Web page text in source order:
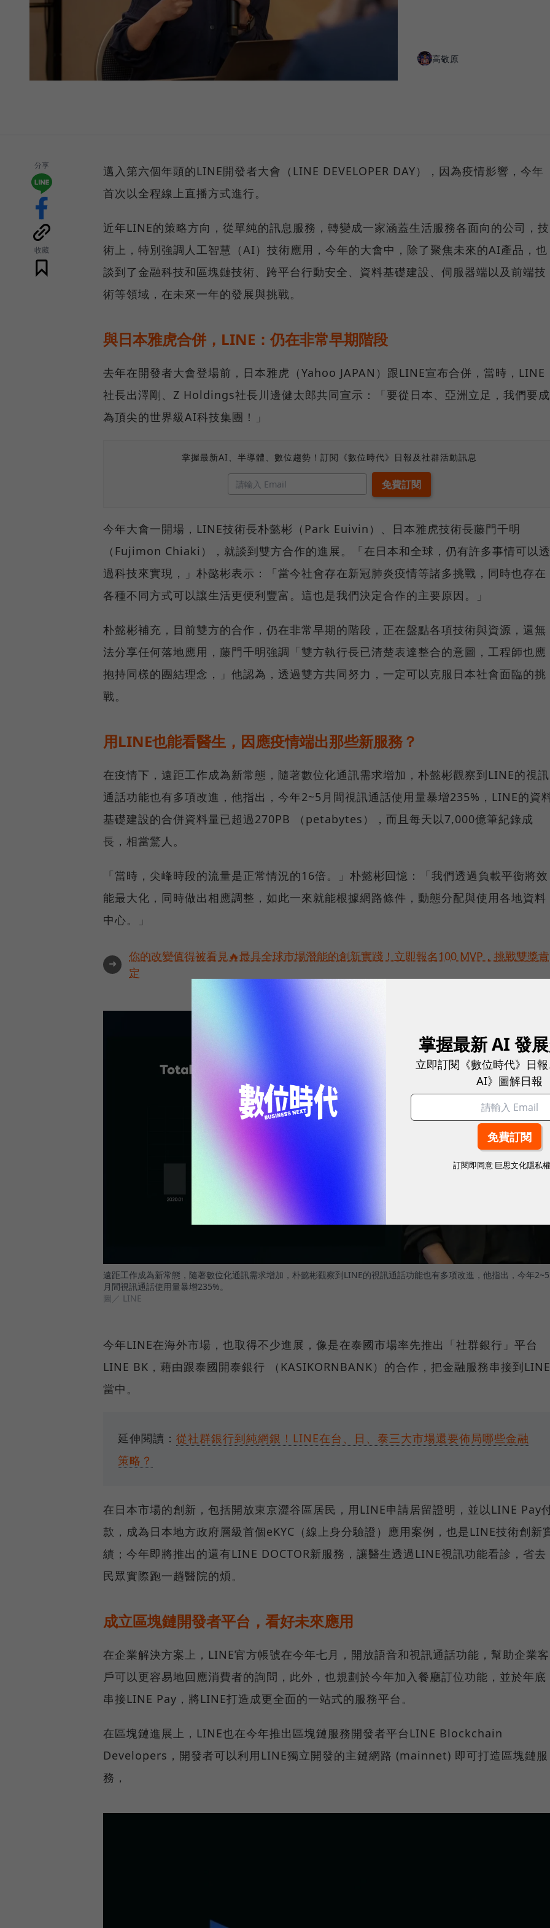
高敬原
分享
收藏
邁入第六個年頭的LINE開發者大會（LINE DEVELOPER DAY），因為疫情影響，今年
首次以全程線上直播方式進行。
近年LINE的策略方向，從單純的訊息服務，轉變成一家涵蓋生活服務各面向的公司，技
術上，特別強調人工智慧（AI）技術應用，今年的大會中，除了聚焦未來的AI產品，也
談到了金融科技和區塊鏈技術、跨平台行動安全、資料基礎建設、伺服器端以及前端技
術等領域，在未來一年的發展與挑戰。
與日本雅虎合併，LINE：仍在非常早期階段
去年在開發者大會登場前，日本雅虎（Yahoo JAPAN）跟LINE宣布合併，當時，LINE
社長出澤剛、Z Holdings社長川邊健太郎共同宣示：「要從日本、亞洲立足，我們要成
為頂尖的世界級AI科技集團！」
掌握最新AI、半導體、數位趨勢！訂閱《數位時代》日報及社群活動訊息
今年大會一開場，LINE技術長朴懿彬（Park Euivin）、日本雅虎技術長藤門千明
（Fujimon Chiaki），就談到雙方合作的進展。「在日本和全球，仍有許多事情可以透
過科技來實現，」朴懿彬表示：「當今社會存在新冠肺炎疫情等諸多挑戰，同時也存在
各種不同方式可以讓生活更便利豐富。這也是我們決定合作的主要原因。」
朴懿彬補充，目前雙方的合作，仍在非常早期的階段，正在盤點各項技術與資源，還無
法分享任何落地應用，藤門千明強調「雙方執行長已清楚表達整合的意圖，工程師也應
抱持同樣的團結理念，」他認為，透過雙方共同努力，一定可以克服日本社會面臨的挑
戰。
用LINE也能看醫生，因應疫情端出那些新服務？
在疫情下，遠距工作成為新常態，隨著數位化通訊需求增加，朴懿彬觀察到LINE的視訊
通話功能也有多項改進，他指出，今年2~5月間視訊通話使用量暴增235%，LINE的資
基礎建設的合併資料量已超過270PB （petabytes），而且每天以7,000億筆紀錄成
長，相當驚人。
「當時，尖峰時段的流量是正常情況的16倍。」朴懿彬回憶：「我們透過負載平衡將效
能最大化，同時做出相應調整，如此一來就能根據網路條件，動態分配與使用各地資料
中心。」
➜
你的改變值得被看見🔥最具全球市場潛能的創新實踐！立即報名100 MVP，挑戰雙獎肯
定
遠距工作成為新常態，隨著數位化通訊需求增加，朴懿彬觀察到LINE的視訊通話功能也有多項改進，他指出，今年2~5
月間視訊通話使用量暴增235%。
圖／ LINE
今年LINE在海外市場，也取得不少進展，像是在泰國市場率先推出「社群銀行」平台
LINE BK，藉由跟泰國開泰銀行 （KASIKORNBANK）的合作，把金融服務串接到LINE
當中。
延伸閱讀： 從社群銀行到純網銀！LINE在台、日、泰三大市場還要佈局哪些金融
策略？
在日本市場的創新，包括開放東京澀谷區居民，用LINE申請居留證明，並以LINE Pay
款，成為日本地方政府層級首個eKYC（線上身分驗證）應用案例，也是LINE技術創新
績；今年即將推出的還有LINE DOCTOR新服務，讓醫生透過LINE視訊功能看診，省去
民眾實際跑一趟醫院的煩。
成立區塊鏈開發者平台，看好未來應用
在企業解決方案上，LINE官方帳號在今年七月，開放語音和視訊通話功能，幫助企業客
戶可以更容易地回應消費者的詢問，此外，也規劃於今年加入餐廳訂位功能，並於年底
串接LINE Pay，將LINE打造成更全面的一站式的服務平台。
在區塊鏈進展上，LINE也在今年推出區塊鏈服務開發者平台LINE Blockchain
Developers，開發者可以利用LINE獨立開發的主鏈網路 (mainnet) 即可打造區塊鏈服
務，
掌握最新 AI 發
立即訂閱《數位時代》日
AI》圖解日報
訂閱即同意 巨思文化隱私